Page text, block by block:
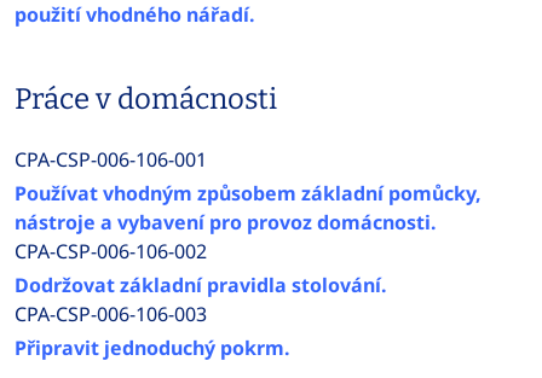
použití vhodného nářadí.
Práce v domácnosti
CPA-CSP-006-106-001
Používat vhodným způsobem základní pomůcky,
nástroje a vybavení pro provoz domácnosti.
CPA-CSP-006-106-002
Dodržovat základní pravidla stolování.
CPA-CSP-006-106-003
Připravit jednoduchý pokrm.